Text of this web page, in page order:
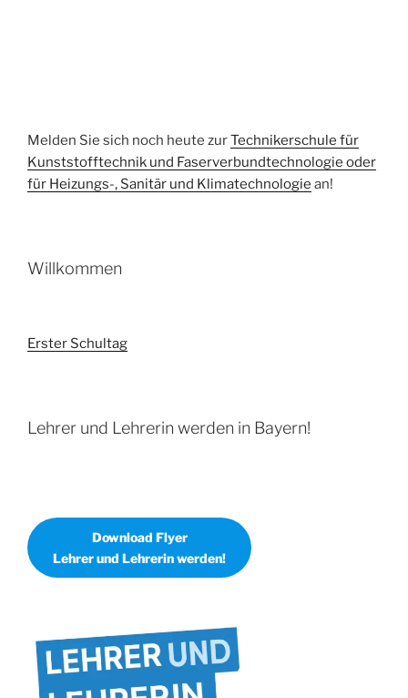
Melden Sie sich noch heute zurTechnikerschule für
Kunststofftechnik und Faserverbundtechnologie oder
für Heizungs-, Sanitär und Klimatechnologie an!
Willkommen
Erster Schultag
Lehrer und Lehrerin werden in Bayern!
Download Flyer
Lehrer und Lehrerin werden!